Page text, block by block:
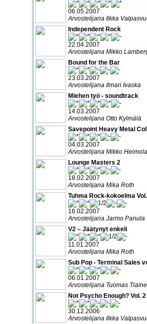
06.05.2007
Arvostelijana Ilkka
Independent Rock
22.04.2007
Arvostelijana Mikko
Bound for the Bar
23.03.2007
Arvostelijana Ilmari Ivaska
Miehen työ - soundtrack
14.03.2007
Arvostelijana Otto Kylmälä
Savepoint Heavy Metal
04.03.2007
Arvostelijana Mikko Heimola
Lounge Masters 2
18.02.2007
Arvostelijana Mika Roth
Tuhma Rock-kokoelma
16.02.2007
Arvostelijana Jarmo Panula
V2 – Jäätynyt enkeli
11.01.2007
Arvostelijana Mika Roth
Sub Pop - Terminal Sales
06.01.2007
Arvostelijana Tuomas
Not Psycho Enough? Vol. 2
30.12.2006
Arvostelijana Ilkka